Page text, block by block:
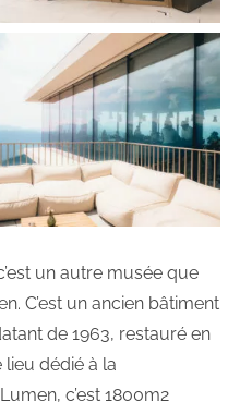
un autre musée que
C’est un ancien bâtiment
de 1963, restauré en
dédié à la
c’est 1800m2